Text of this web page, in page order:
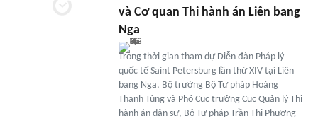
và Cơ quan Thi hành án Liên bang
Nga
Trong thời gian tham dự Diễn đàn Pháp lý
quốc tế Saint Petersburg lần thứ XIV tại Liên
bang Nga, Bộ trưởng Bộ Tư pháp Hoàng
Thanh Tùng và Phó Cục trưởng Cục Quản lý Thi
hành án dân sự, Bộ Tư pháp Trần Thị Phương